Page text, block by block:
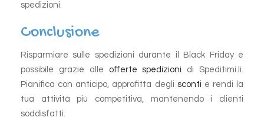
spedizioni.
Conclusione
Risparmiare sulle spedizioni durante il Black Friday è
possibile grazie alle offerte spedizioni di Speditimi.li.
Pianifica con anticipo, approfitta degli sconti e rendi la
tua attività più competitiva, mantenendo i clienti
soddisfatti.